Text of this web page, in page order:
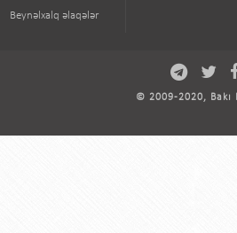
Beynəlxalq əlaqələr
© 2009-2020,